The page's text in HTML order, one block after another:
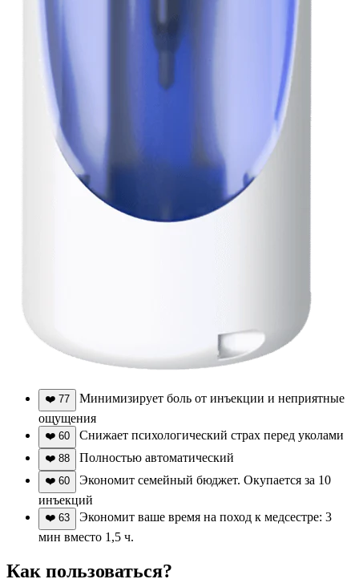
❤️ 77
Минимизирует боль от инъекции и неприятные
ощущения
❤️ 60 Снижает психологический страх перед уколами
❤️ 88 Полностью автоматический
❤️ 60
Экономит семейный бюджет. Окупается за 10
инъекций
❤️ 63
Экономит ваше время на поход к медсестре: 3
мин вместо 1,5 ч.
Как пользоваться?